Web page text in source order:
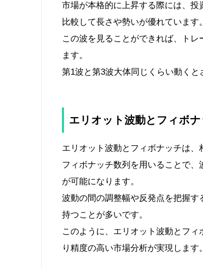
市場が本格的に上昇する際には、
比較して長さや勢いが優れています。
この波を見ることができれば、ト
ます。
第1波と第3波大体同じくらい動くと
エリオット波動とフィボ
エリオット波動とフィボナッチは、
フィボナッチ数列を用いることで
が可能になります。
波動の間の調整幅や反発点を把握
持つことが多いです。
このように、エリオット波動とフ
り精度の高い市場分析が実現します。